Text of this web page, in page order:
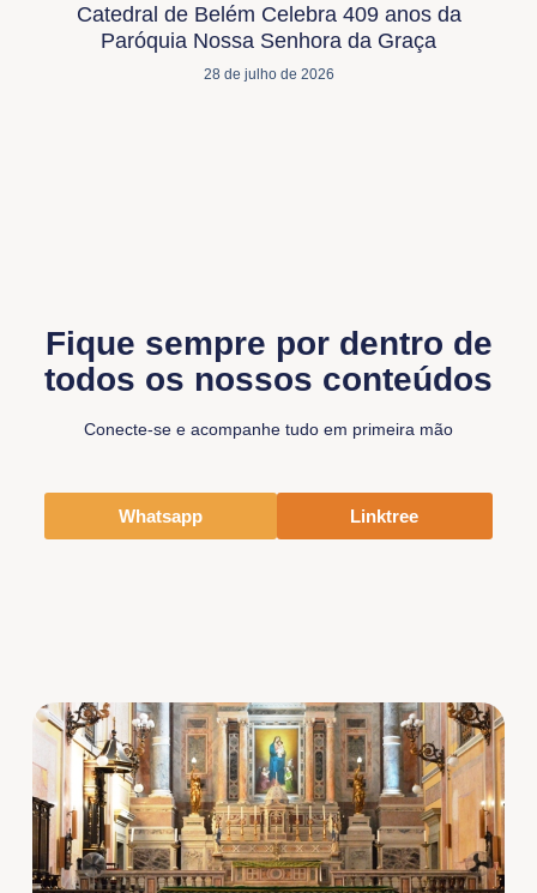
Catedral de Belém Celebra 409 anos da
Paróquia Nossa Senhora da Graça
28 de julho de 2026
Fique sempre por dentro de
todos os nossos conteúdos
Conecte-se e acompanhe tudo em primeira mão
Whatsapp Linktree